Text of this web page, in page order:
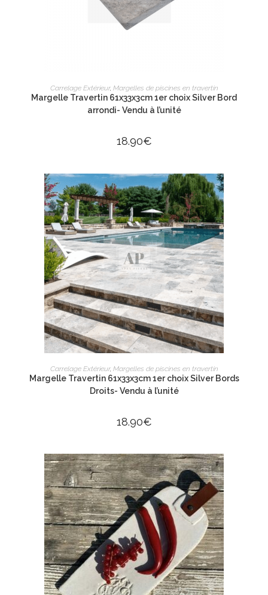
AJOUTER AU PANIER
Carrelage Extérieur, Margelles de piscines en travertin
Margelle Travertin 61x33x3cm 1er choix Silver Bord
arrondi- Vendu à l’unité
18.90€
AJOUTER AU PANIER
Carrelage Extérieur, Margelles de piscines en travertin
Margelle Travertin 61x33x3cm 1er choix Silver Bords
Droits- Vendu à l’unité
18.90€